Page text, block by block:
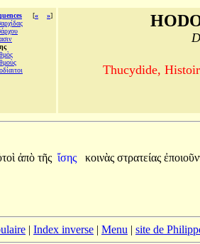
[« »]
Thucydide,
ἀπὸ τῆς ἴσης κοινὰς στρατείας
| Index inverse | Menu | site de